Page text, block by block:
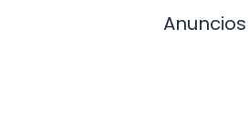
Anuncios